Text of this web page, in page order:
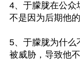
4、于朦胧在公众
不是因为后期他
5、于朦胧为什么
被威胁，导致他不